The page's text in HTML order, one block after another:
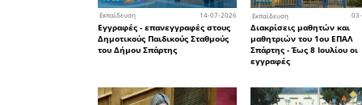
γιατί